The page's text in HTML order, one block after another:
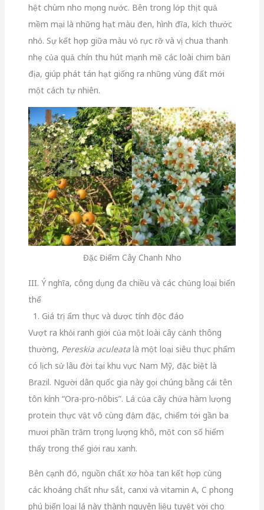
hệt chùm nho mọng nước. Bên trong lớp thịt quả
mềm mại là những hạt màu đen, hình đĩa, kích thước
nhỏ. Sự kết hợp giữa màu vỏ rực rỡ và vị chua thanh
nhẹ của quả chín thu hút mạnh mẽ các loài chim bản
địa, giúp phát tán hạt giống ra những vùng đất mới
một cách tự nhiên.
Đặc Điểm Cây Chanh Nho
III. Ý nghĩa, công dụng đa chiều và các chủng loại biến
thể
1. Giá trị ẩm thực và dược tính độc đáo
Vượt ra khỏi ranh giới của một loài cây cảnh thông
thường, Pereskia aculeatalà một loại siêu thực phẩm
có lịch sử lâu đời tại khu vực Nam Mỹ, đặc biệt là
Brazil. Người dân quốc gia này gọi chúng bằng cái tên
tôn kính “Ora-pro-nôbis”. Lá của cây chứa hàm lượng
protein thực vật vô cùng đậm đặc, chiếm tới gần ba
mươi phần trăm trọng lượng khô, một con số hiếm
thấy trong thế giới rau xanh.
Bên cạnh đó, nguồn chất xơ hòa tan kết hợp cùng
các khoáng chất như sắt, canxi và vitamin A, C phong
phú biến loại lá này thành nguyên liệu tuyệt vời cho